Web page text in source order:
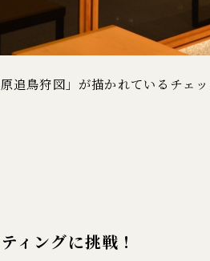
追鳥狩図」が描かれているチェ
ィングに挑戦！